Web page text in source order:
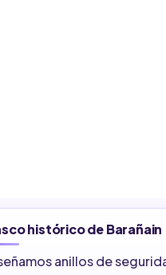
histórico de Barañain
anillos de